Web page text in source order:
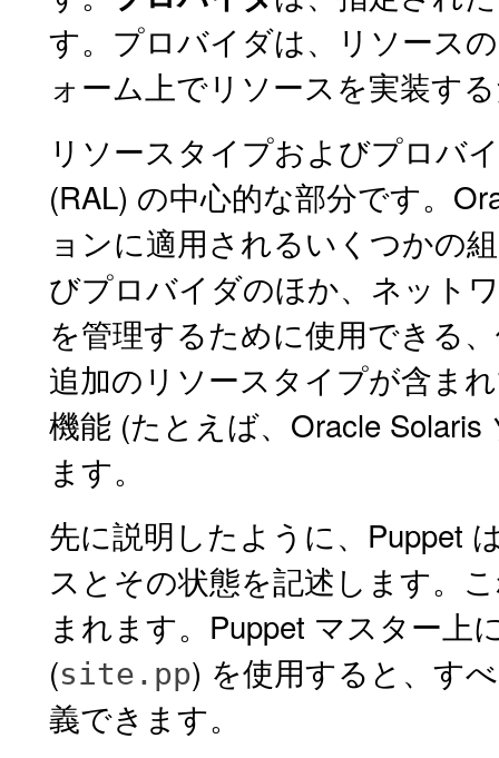
す。プロバイダは、リソース
ォーム上でリソースを実装す
リソースタイプおよびプロバ
(RAL) の中心的な部分です。
ョンに適用されるいくつかの
びプロバイダのほか、ネット
を管理するために使用できる
追加のリソースタイプが含ま
機能 (たとえば、Oracle
ます。
先に説明したように、Puppet
スとその状態を記述します。
まれます。Puppet マスター上
(site.pp) を使用すると、す
義できます。